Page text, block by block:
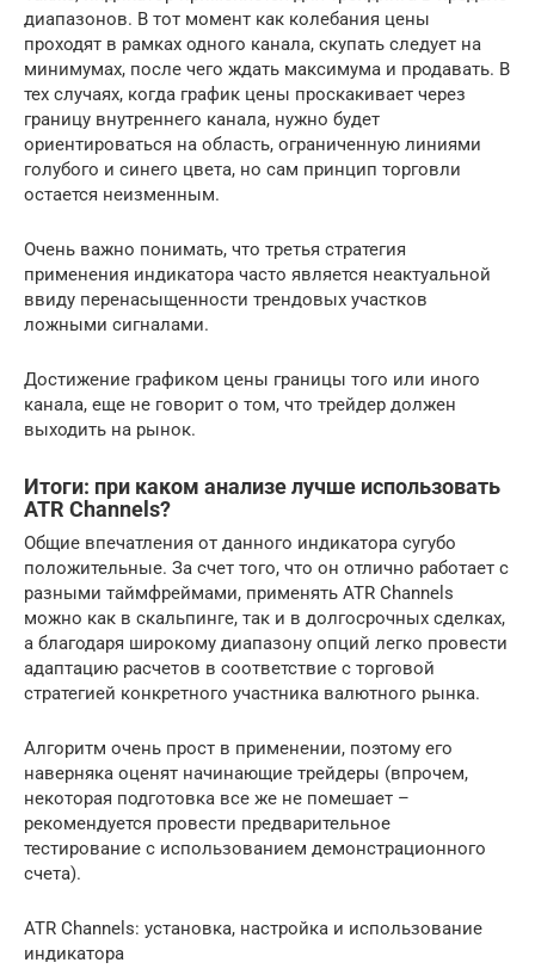
диапазонов. В тот момент как колебания цены
проходят в рамках одного канала, скупать следует на
минимумах, после чего ждать максимума и продавать. В
тех случаях, когда график цены проскакивает через
границу внутреннего канала, нужно будет
ориентироваться на область, ограниченную линиями
голубого и синего цвета, но сам принцип торговли
остается неизменным.
Очень важно понимать, что третья стратегия
применения индикатора часто является неактуальной
ввиду перенасыщенности трендовых участков
ложными сигналами.
Достижение графиком цены границы того или иного
канала, еще не говорит о том, что трейдер должен
выходить на рынок.
Итоги: при каком анализе лучше использовать
ATR Channels?
Общие впечатления от данного индикатора сугубо
положительные. За счет того, что он отлично работает с
разными таймфреймами, применять ATR Channels
можно как в скальпинге, так и в долгосрочных сделках,
а благодаря широкому диапазону опций легко провести
адаптацию расчетов в соответствие с торговой
стратегией конкретного участника валютного рынка.
Алгоритм очень прост в применении, поэтому его
наверняка оценят начинающие трейдеры (впрочем,
некоторая подготовка все же не помешает –
рекомендуется провести предварительное
тестирование с использованием демонстрационного
счета).
ATR Channels: установка, настройка и использование
индикатора